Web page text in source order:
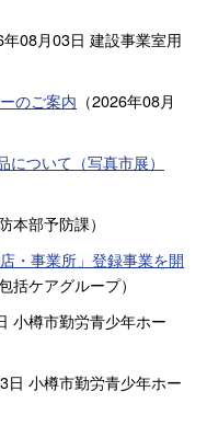
08月03日 建設事業室用
のご案内 （2026年08月
ついて（写真市展）
本部予防課）
・事業所」登録事業を開
括ケアグループ）
小樽市勤労青少年ホー
日 小樽市勤労青少年ホー